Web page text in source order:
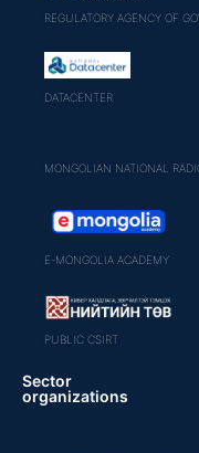
REGULATORY AGENCY OF
DATACENTER
MONGOLIAN NATIONAL
E-MONGOLIA ACADEMY
PUBLIC CSIRT
Sector
organizations